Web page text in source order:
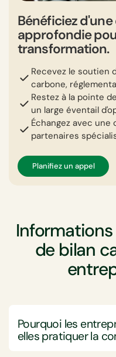
Bénéficiez
approfondie
transformation.
Recevez le soutien
carbone,
Restez à la pointe
un large éventail
Échangez avec une
partenaires
Planifiez un appel
Informations
de bilan
Pourquoi les
elles pratiquer la